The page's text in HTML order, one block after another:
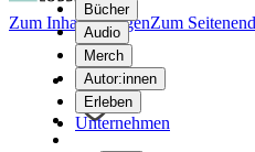
Bücher
Audio
Merch
Autor:innen
Erleben
Unternehmen
Zum Inhalt springenZum